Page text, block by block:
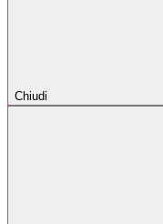
Chiudi